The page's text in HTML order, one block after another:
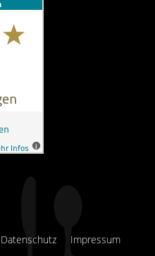
Datenschutz Impressum